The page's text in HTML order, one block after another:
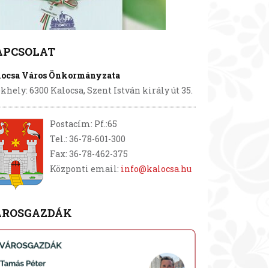
Város Önkormányzata
6300 Kalocsa, Szent István király út 35.
Postacím: Pf.:65
Tel.: 36-78-601-300
Fax: 36-78-462-375
Központi email: info@kalocsa.hu